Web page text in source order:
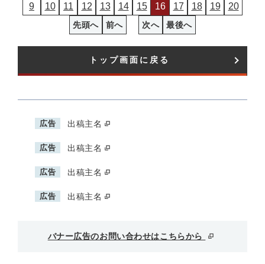
先頭へ 前へ
9 10 11 12 13 14 15 16 17 18 19 20
次へ 最後へ
トップ画面に戻る
広告 出稿主名
広告 出稿主名
広告 出稿主名
広告 出稿主名
バナー広告のお問い合わせはこちらから